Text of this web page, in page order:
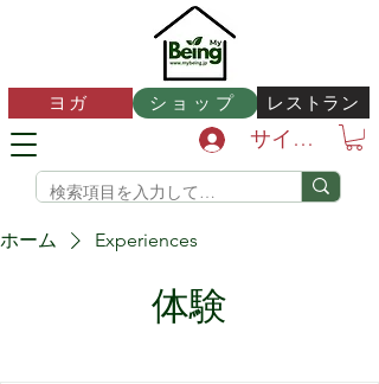
ヨガ ショップ レストラン
サインイン
ホーム Experiences
体験